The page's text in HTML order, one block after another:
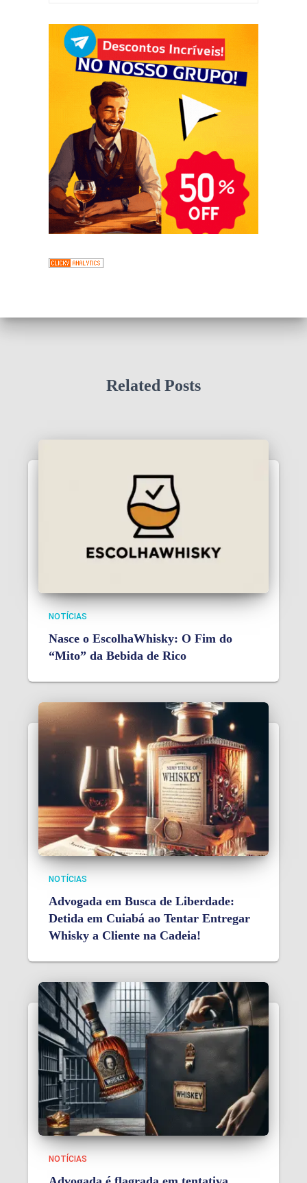
Related Posts
NOTÍCIAS
Nasce o EscolhaWhisky: O Fim do
“Mito” da Bebida de Rico
NOTÍCIAS
Advogada em Busca de Liberdade:
Detida em Cuiabá ao Tentar Entregar
Whisky a Cliente na Cadeia!
NOTÍCIAS